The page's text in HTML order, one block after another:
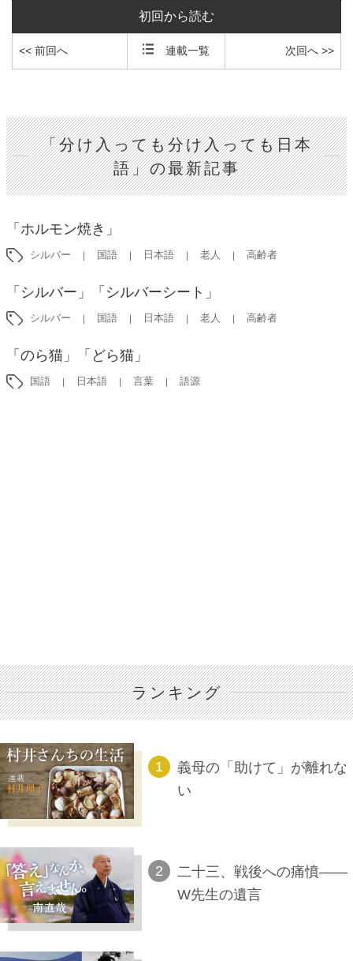
初回から読む
<< 前回へ 連載一覧 次回へ >>
「分け入っても分け入っても日本
語」の最新記事
「ホルモン焼き」
シルバー 国語 日本語 老人 高齢者
「シルバー」「シルバーシート」
シルバー 国語 日本語 老人 高齢者
「のら猫」「どら猫」
国語 日本語 言葉 語源
ランキング
義母の「助けて」が離れな
い
二十三、戦後への痛憤――
W先生の遺言